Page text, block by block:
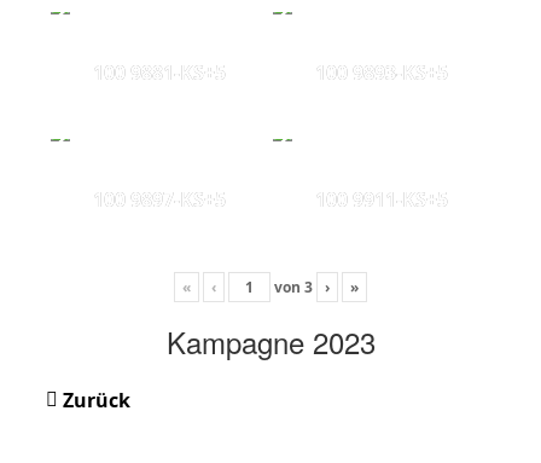
100 9881-KS+5 100 9893-KS+5
100 9897-KS+5 100 9911-KS+5
« ‹ von 3 › »
Kampagne 2023
Zurück